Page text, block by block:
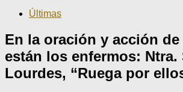
Últimas
En la oración y acción
están los enfermos: Ntra.
Lourdes, “Ruega por